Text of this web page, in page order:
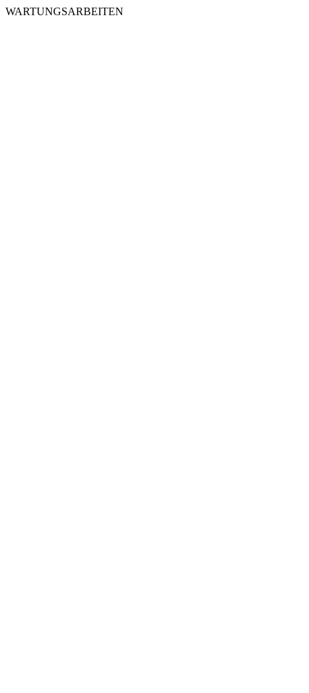
WARTUNGSARBEITEN